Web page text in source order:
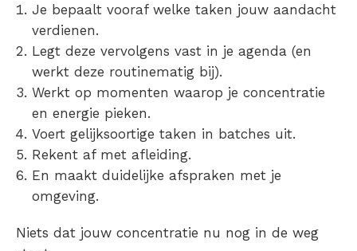
Je bepaalt vooraf welke taken jouw aandacht
verdienen.
Legt deze vervolgens vast in je agenda (en
werkt deze routinematig bij).
Werkt op momenten waarop je concentratie
en energie pieken.
Voert gelijksoortige taken in batches uit.
Rekent af met afleiding.
En maakt duidelijke afspraken met je
omgeving.
Niets dat jouw concentratie nu nog in de weg